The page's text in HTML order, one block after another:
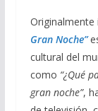
Originalmente
Gran Noche”
cultural del
como “¿Qué
gran noche”,